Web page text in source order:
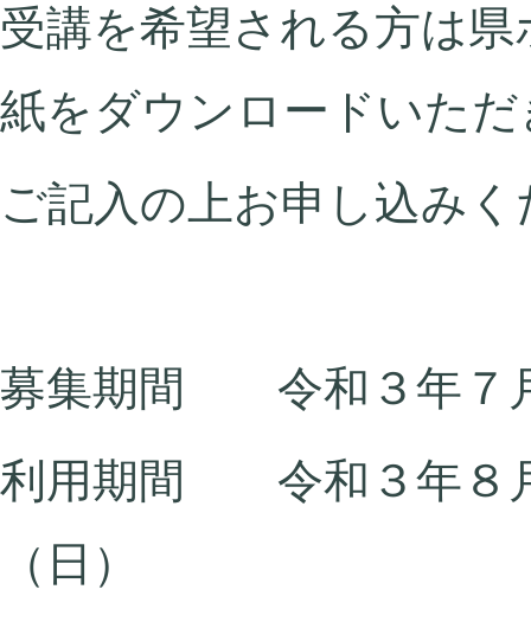
受講を希望される方は
紙をダウンロードいただ
ご記入の上お申し込み
募集期間 令和３年７
利用期間 令和３年８
（日）